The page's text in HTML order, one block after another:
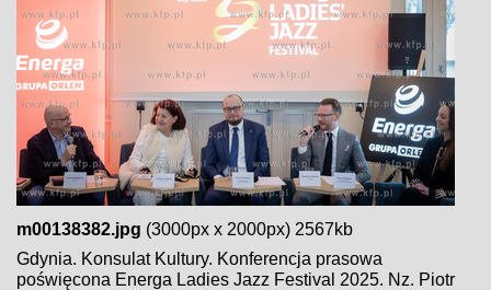
m00138382.jpg (3000px x 2000px) 2567kb
Gdynia. Konsulat Kultury. Konferencja prasowa
poświęcona Energa Ladies Jazz Festival 2025. Nz. Piotr